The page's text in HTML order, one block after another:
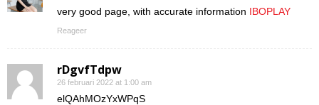
very good page, with accurate information IBOPLAY
Reageer
rDgvfTdpw
26 februari 2022 at 1:00 am
elQAhMOzYxWPqS